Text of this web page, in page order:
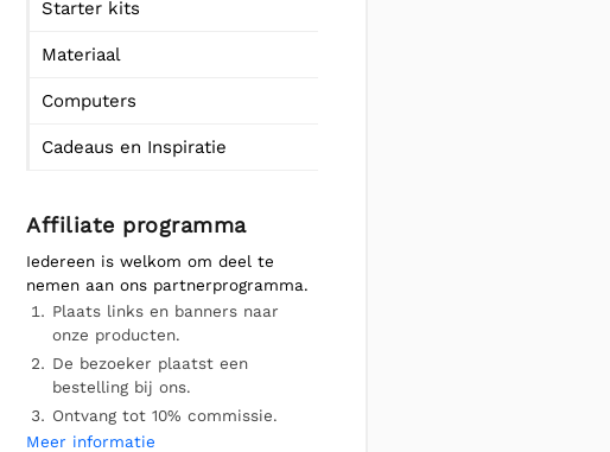
Starter kits
Materiaal
Computers
Cadeaus en Inspiratie
Affiliate programma
Iedereen is welkom om deel te
nemen aan ons partnerprogramma.
Plaats links en banners naar
onze producten.
De bezoeker plaatst een
bestelling bij ons.
Ontvang tot 10% commissie.
Meer informatie